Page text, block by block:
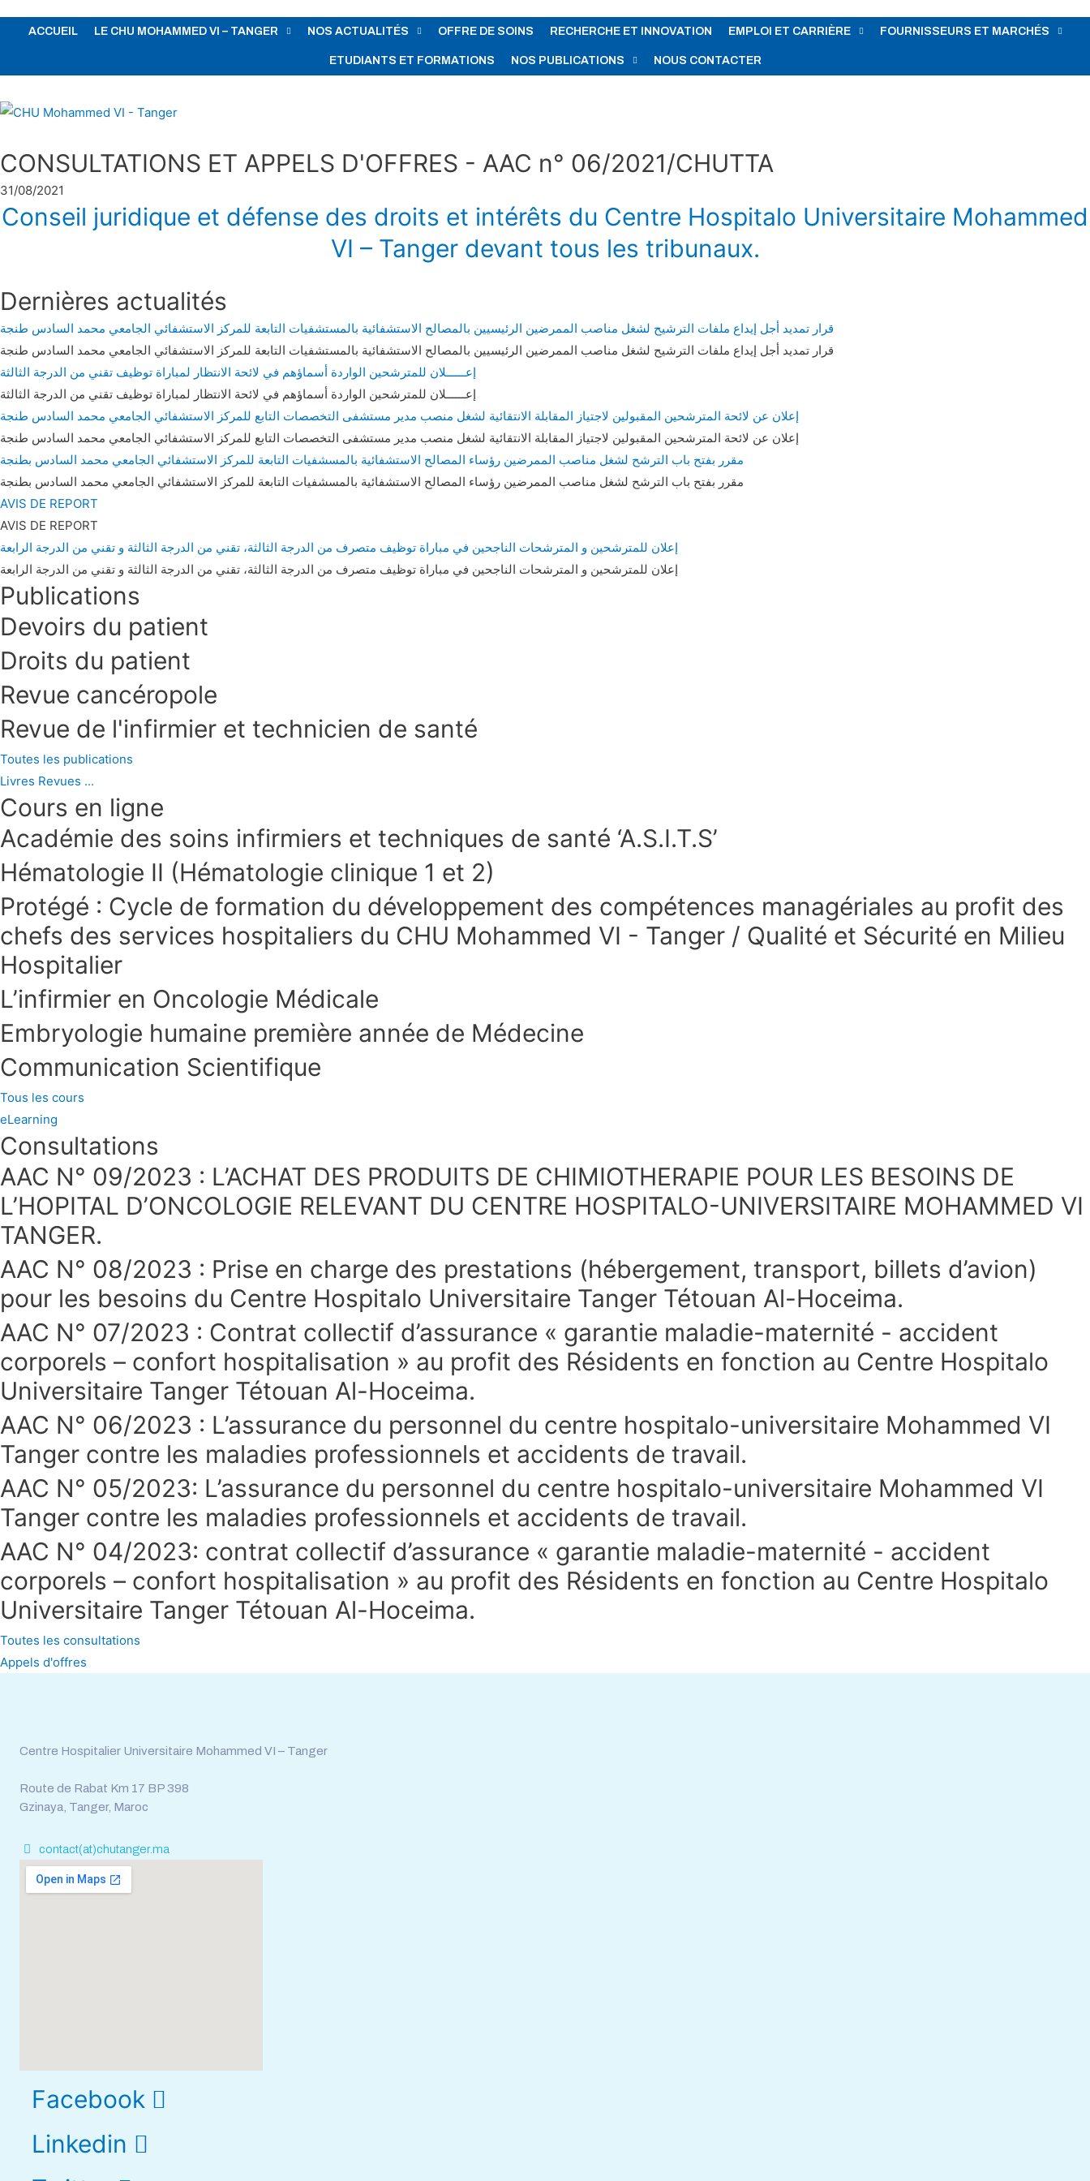
ACCUEIL LE CHU MOHAMMED VI – TANGER NOS ACTUALITÉS OFFRE DE SOINS RECHERCHE ET INNOVATION EMPLOI ET CARRIÈRE FOURNISSEURS ET MARCHÉS
ETUDIANTS ET FORMATIONS NOS PUBLICATIONS NOUS CONTACTER
CONSULTATIONS ET APPELS D'OFFRES - AAC n° 06/2021/CHUTTA
31/08/2021
Conseil juridique et défense des droits et intérêts du Centre Hospitalo Universitaire Mohammed
VI – Tanger devant tous les tribunaux.
Dernières actualités
قرار تمديد أجل إيداع ملفات الترشيح لشغل مناصب الممرضين الرئيسيين بالمصالح الاستشفائية بالمستشفيات التابعة للمركز الاستشفائي الجامعي محمد السادس طنجة
قرار تمديد أجل إيداع ملفات الترشيح لشغل مناصب الممرضين الرئيسيين بالمصالح الاستشفائية بالمستشفيات التابعة للمركز الاستشفائي الجامعي محمد السادس طنجة
إعــــــلان للمترشحين الواردة أسماؤهم في لائحة الانتظار لمباراة توظيف تقني من الدرجة الثالثة
إعــــــلان للمترشحين الواردة أسماؤهم في لائحة الانتظار لمباراة توظيف تقني من الدرجة الثالثة
إعلان عن لائحة المترشحين المقبولين لاجتياز المقابلة الانتقائية لشغل منصب مدير مستشفى التخصصات التابع للمركز الاستشفائي الجامعي محمد السادس طنجة
إعلان عن لائحة المترشحين المقبولين لاجتياز المقابلة الانتقائية لشغل منصب مدير مستشفى التخصصات التابع للمركز الاستشفائي الجامعي محمد السادس طنجة
مقرر بفتح باب الترشح لشغل مناصب الممرضين رؤساء المصالح الاستشفائية بالمسشفيات التابعة للمركز الاستشفائي الجامعي محمد السادس بطنجة
مقرر بفتح باب الترشح لشغل مناصب الممرضين رؤساء المصالح الاستشفائية بالمسشفيات التابعة للمركز الاستشفائي الجامعي محمد السادس بطنجة
AVIS DE REPORT
AVIS DE REPORT
إعلان للمترشحين و المترشحات الناجحين في مباراة توظيف متصرف من الدرجة الثالثة، تقني من الدرجة الثالثة و تقني من الدرجة الرابعة
إعلان للمترشحين و المترشحات الناجحين في مباراة توظيف متصرف من الدرجة الثالثة، تقني من الدرجة الثالثة و تقني من الدرجة الرابعة
Publications
Devoirs du patient
Droits du patient
Revue cancéropole
Revue de l'infirmier et technicien de santé
Toutes les publications
Livres Revues ...
Cours en ligne
Académie des soins infirmiers et techniques de santé ‘A.S.I.T.S’
Hématologie II (Hématologie clinique 1 et 2)
Protégé : Cycle de formation du développement des compétences managériales au profit des
chefs des services hospitaliers du CHU Mohammed VI - Tanger / Qualité et Sécurité en Milieu
Hospitalier
L’infirmier en Oncologie Médicale
Embryologie humaine première année de Médecine
Communication Scientifique
Tous les cours
eLearning
Consultations
AAC N° 09/2023 : L’ACHAT DES PRODUITS DE CHIMIOTHERAPIE POUR LES BESOINS DE
L’HOPITAL D’ONCOLOGIE RELEVANT DU CENTRE HOSPITALO-UNIVERSITAIRE MOHAMMED VI
TANGER.
AAC N° 08/2023 : Prise en charge des prestations (hébergement, transport, billets d’avion)
pour les besoins du Centre Hospitalo Universitaire Tanger Tétouan Al-Hoceima.
AAC N° 07/2023 : Contrat collectif d’assurance « garantie maladie-maternité - accident
corporels – confort hospitalisation » au profit des Résidents en fonction au Centre Hospitalo
Universitaire Tanger Tétouan Al-Hoceima.
AAC N° 06/2023 : L’assurance du personnel du centre hospitalo-universitaire Mohammed VI
Tanger contre les maladies professionnels et accidents de travail.
AAC N° 05/2023: L’assurance du personnel du centre hospitalo-universitaire Mohammed VI
Tanger contre les maladies professionnels et accidents de travail.
AAC N° 04/2023: contrat collectif d’assurance « garantie maladie-maternité - accident
corporels – confort hospitalisation » au profit des Résidents en fonction au Centre Hospitalo
Universitaire Tanger Tétouan Al-Hoceima.
Toutes les consultations
Appels d'offres
Centre Hospitalier Universitaire Mohammed VI – Tanger
Route de Rabat Km 17 BP 398
Gzinaya, Tanger, Maroc
contact(at)chutanger.ma
Facebook
Linkedin